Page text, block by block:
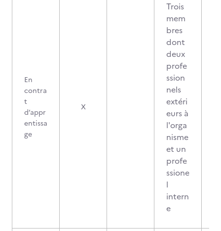
En
contra
t
d’appr
entissa
ge
X
Trois
mem
bres
dont
deux
profe
ssion
nels
extéri
eurs à
l'orga
nisme
et un
profe
ssione
l
intern
e